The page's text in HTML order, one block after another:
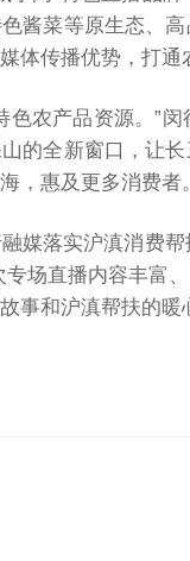
酱菜等原生态、
体传播优势，打通
色农产品资源。”
的全新窗口，让
，惠及更多消费者。
媒落实沪滇消费
场直播内容丰富
事和沪滇帮扶的暖